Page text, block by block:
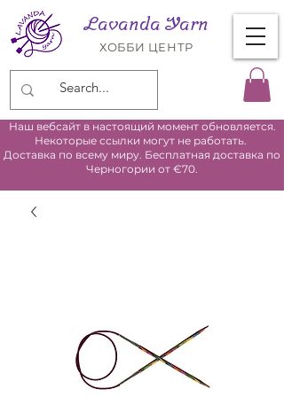
Lavanda Yarn
ХОББИ ЦЕНТР
Наш вебсайт в настоящий момент обновляется.
Некоторые ссылки могут не работать.
Доставка по всему миру. Бесплатная доставка по
Черногории от €70.